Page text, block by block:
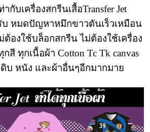
ากับเครื่องสกรีนเสื้อTransfer Jet
หมดปัญหาหมึกขาวตันเร็วเหมือน
ต้องใช้บล็อกสกรีน ไม่ต้องใช้เครื่อง
สี ทุกเนื้อผ้า Cotton Tc Tk canvas
บ หนัง และผ้าอื่นๆอีกมากมาย